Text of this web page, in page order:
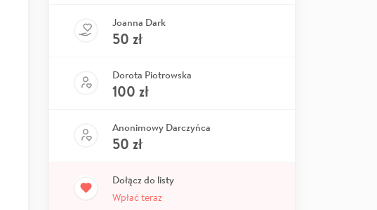
Joanna Dark
50 zł
Dorota Piotrowska
100 zł
Anonimowy Darczyńca
50 zł
Dołącz do listy
Wpłać teraz